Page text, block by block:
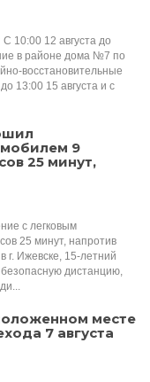
10:00 12 августа до
в районе дома №7 по
восстановительные
13:00 15 августа и с
9
25 минут,
с легковым
25 минут, напротив
Ижевске, 15-летний
безопасную дистанцию,
месте
7 августа